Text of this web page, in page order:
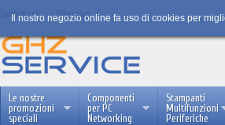
Contattaci Sitemap
Le nostre
promozioni
speciali
Componenti
per PC
Networking
Stampanti
Multifunzioni
Periferiche
Il nostro negozio online fa uso di cookies per